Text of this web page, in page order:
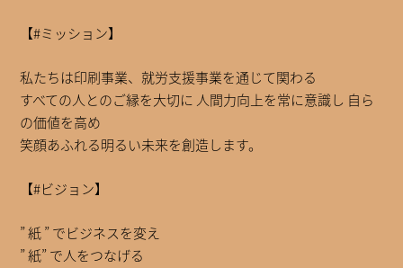
【#ミッション】
私たちは印刷事業、就労支援事業を通じて関わる
すべての人とのご縁を大切に 人間力向上を常に意識し 自ら
の価値を高め
笑顔あふれる明るい未来を創造します。
【#ビジョン】
” 紙 ” でビジネスを変え
” 紙” で人をつなげる